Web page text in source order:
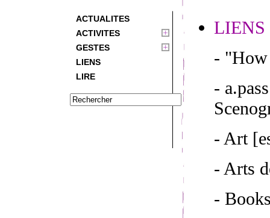
ACTUALITES
ACTIVITES
GESTES
LIENS
LIRE
LIENS
- "How
-
- Art
- Arts
-